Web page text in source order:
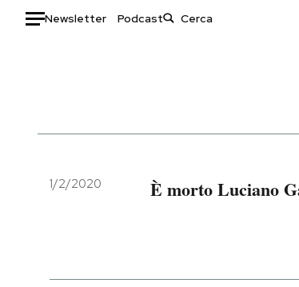
Newsletter Podcast
Italia
Politica
Moda
1/2/2020 È morto Luciano